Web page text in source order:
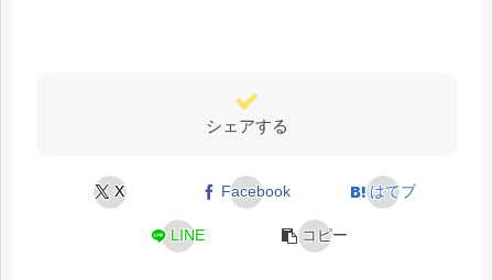
シェアする
X Facebook はてブ
LINE コピー